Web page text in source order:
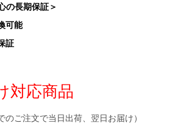
の長期保証＞
可能
証
対応商品
のご注文で当日出荷、翌日お届け）